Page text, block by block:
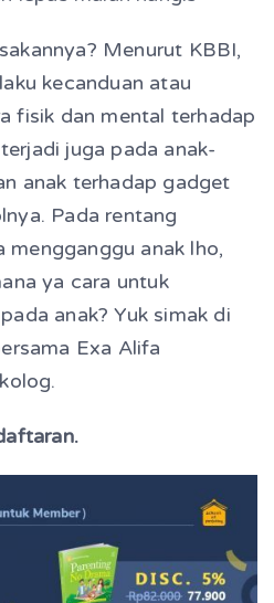
Menurut KBBI,
kecanduan atau
fisik dan mental terhadap
juga pada anak-
anak terhadap gadget
Pada rentang
anak lho,
ya cara untuk
anak? Yuk simak di
Exa Alifa